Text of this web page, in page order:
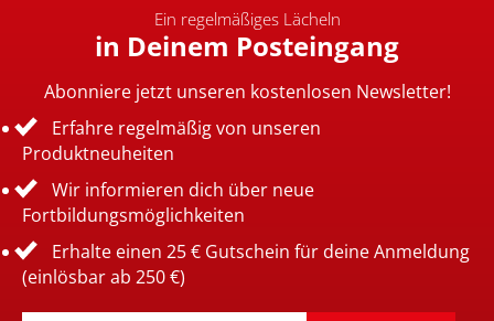
Ein regelmäßiges Lächeln
in Deinem Posteingang
Abonniere jetzt unseren kostenlosen Newsletter!
Erfahre regelmäßig von unseren
Produktneuheiten
Wir informieren dich über neue
Fortbildungsmöglichkeiten
Erhalte einen 25 € Gutschein für deine Anmeldung
(einlösbar ab 250 €)